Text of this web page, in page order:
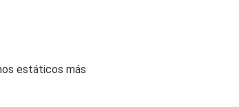
estáticos más